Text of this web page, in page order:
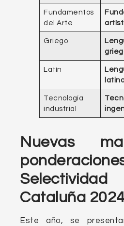
Fundamentos
del Arte
Griego
Latín
Tecnología
industrial
Nuevas
Cataluña
Este año, se